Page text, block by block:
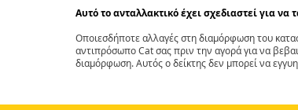
Αυτό το ανταλλακτικό έχει σχεδιαστεί για
Οποιεσδήποτε αλλαγές στη διαμόρφωση του
αντιπρόσωπο Cat σας πριν την αγορά για να
διαμόρφωση. Αυτός ο δείκτης δεν μπορεί να